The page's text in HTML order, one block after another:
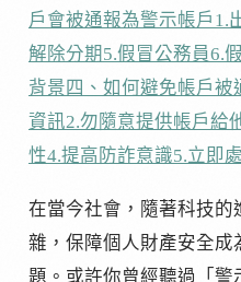
戶會被通報為警示帳戶 1.
解除分期 5.假冒公務員6.
背景四、如何避免帳戶被
資訊2.勿隨意提供帳戶給
性4.提高防詐意識5.立即
在當今社會，隨著科技的
雜，保障個人財產安全成
題。或許你曾經聽過「警